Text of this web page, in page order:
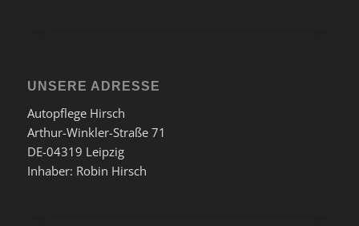
UNSERE ADRESSE
Autopflege Hirsch
Arthur-Winkler-Straße 71
DE-04319 Leipzig
Inhaber: Robin Hirsch